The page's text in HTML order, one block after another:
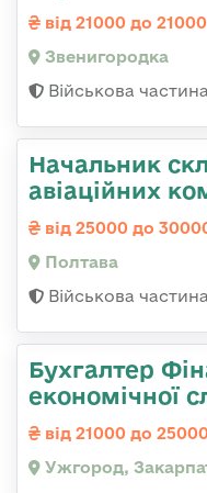
від 21000 до
Звенигородка
Військова
Начальник
авіаційних
від 25000 до
Полтава
Військова
Бухгалтер
економічної
від 21000 до
Ужгород,